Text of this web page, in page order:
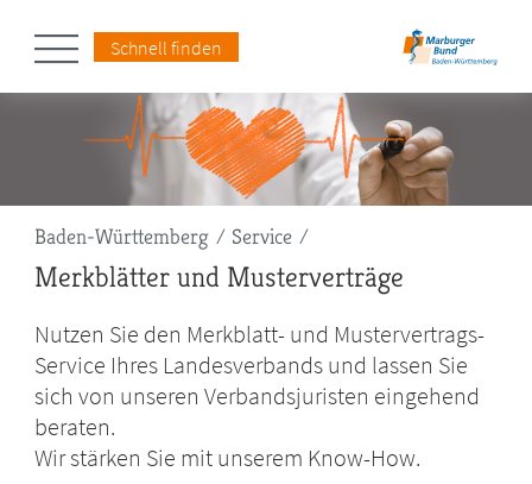
Schnell finden
Pfadnavigation
Baden-Württemberg Service
Merkblätter und Musterverträge
Nutzen Sie den Merkblatt- und Mustervertrags-
Service Ihres Landesverbands und lassen Sie
sich von unseren Verbandsjuristen eingehend
beraten.
Wir stärken Sie mit unserem Know-How.